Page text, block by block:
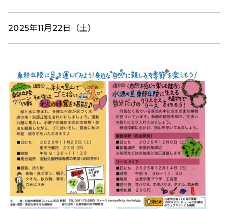
2025年11月22日（土）